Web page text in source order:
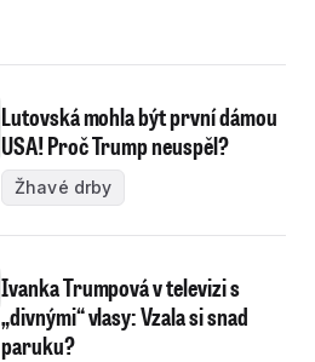
Lutovská mohla být první dámou
USA! Proč Trump neuspěl?
Žhavé drby
Ivanka Trumpová v televizi s
„divnými“ vlasy: Vzala si snad
paruku?